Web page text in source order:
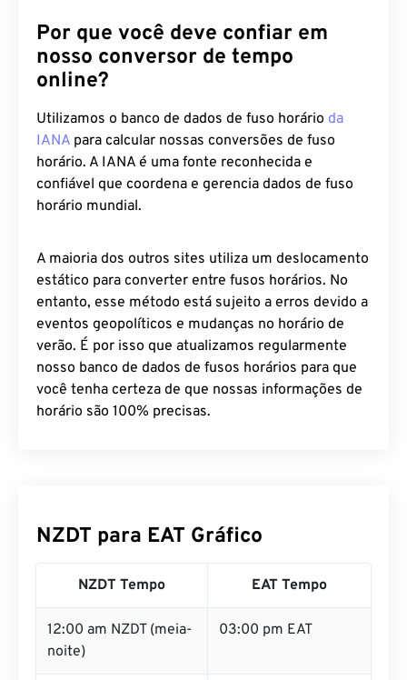
Por que você deve confiar em
nosso conversor de tempo
online?
Utilizamos o banco de dados de fuso horário da
IANA para calcular nossas conversões de fuso
horário. A IANA é uma fonte reconhecida e
confiável que coordena e gerencia dados de fuso
horário mundial.
A maioria dos outros sites utiliza um deslocamento
estático para converter entre fusos horários. No
entanto, esse método está sujeito a erros devido a
eventos geopolíticos e mudanças no horário de
verão. É por isso que atualizamos regularmente
nosso banco de dados de fusos horários para que
você tenha certeza de que nossas informações de
horário são 100% precisas.
NZDT para EAT Gráfico
NZDT Tempo EAT Tempo
12:00 am NZDT (meia-
noite)
03:00 pm EAT